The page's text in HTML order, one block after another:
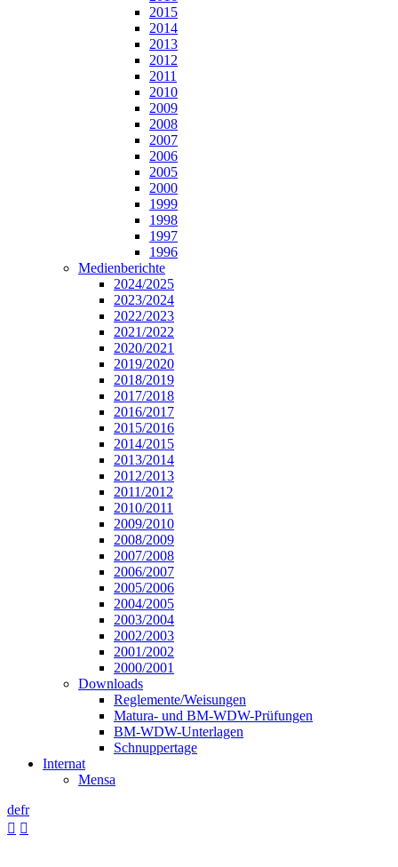
2015
2014
2013
2012
2011
2010
2009
2008
2007
2006
2005
2000
1999
1998
1997
1996
Medienberichte
2024/2025
2023/2024
2022/2023
2021/2022
2020/2021
2019/2020
2018/2019
2017/2018
2016/2017
2015/2016
2014/2015
2013/2014
2012/2013
2011/2012
2010/2011
2009/2010
2008/2009
2007/2008
2006/2007
2005/2006
2004/2005
2003/2004
2002/2003
2001/2002
2000/2001
Downloads
Reglemente/Weisungen
Matura- und BM-WDW-Prüfungen
BM-WDW-Unterlagen
Schnuppertage
Internat
Mensa
defr
 